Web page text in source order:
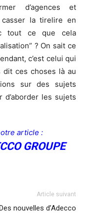
d’agences et
casser la tirelire en
tout ce que cela
? On sait ce
c’est celui qui
ces choses là au
sur des sujets
les sujets
article :
GROUPE
Article suivant
nouvelles d’Adecco